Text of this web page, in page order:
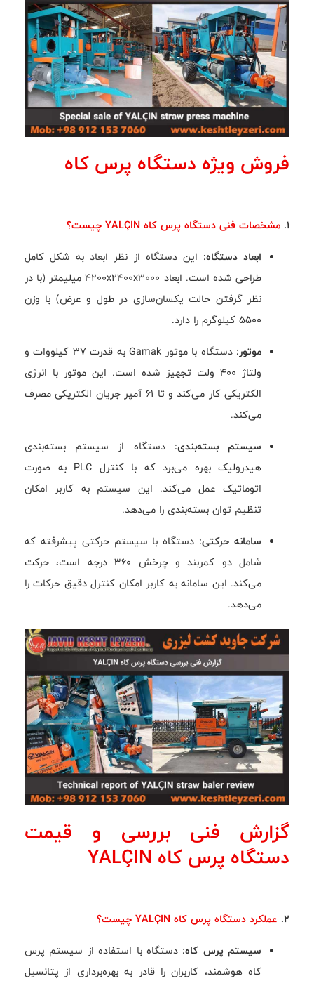
فروش ویژه دستگاه پرس کاه
1. مشخصات فنی دستگاه پرس کاه YALÇIN چیست؟
ابعاد دستگاه: این دستگاه از نظر ابعاد به شکل کامل
طراحی شده است. ابعاد 4200x2400x3000 میلیمتر (با در
نظر گرفتن حالت یکسان‌سازی در طول و عرض) با وزن
5500 کیلوگرم را دارد.
موتور:
دستگاه با موتور Gamak به قدرت 37 کیلووات و
ولتاژ 400 ولت تجهیز شده است. این موتور با انرژی
الکتریکی کار می‌کند و تا 61 آمپر جریان الکتریکی مصرف
می‌کند.
سیستم بسته‌بندی: دستگاه از سیستم بسته‌بندی
هیدرولیک بهره می‌برد که با کنترل PLC به صورت
اتوماتیک عمل می‌کند. این سیستم به کاربر امکان
تنظیم توان بسته‌بندی را می‌دهد.
سامانه حرکتی: دستگاه با سیستم حرکتی پیشرفته که
شامل دو کمربند و چرخش 360 درجه است، حرکت
می‌کند. این سامانه به کاربر امکان کنترل دقیق حرکات را
می‌دهد.
گزارش فنی بررسی و قیمت
دستگاه پرس کاه YALÇIN
2. عملکرد دستگاه پرس کاه YALÇIN چیست؟
سیستم پرس کاه: دستگاه با استفاده از سیستم پرس
کاه هوشمند، کاربران را قادر به بهره‌برداری از پتانسیل